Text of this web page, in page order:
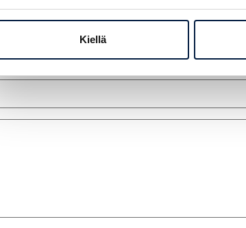
Kiellä